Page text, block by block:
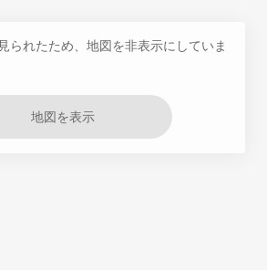
られたため、地図を非表示にしていま
地図を表示